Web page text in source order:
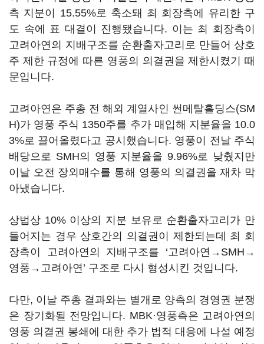
측 지분이 15.55%로 축소돼 최 회장측에 유리한 구
도 속에 표 대결이 진행됐습니다. 이는 최 회장측이
고려아연의 지배구조를 순환출자고리로 만들어 상호
주 제한 규정에 따른 영풍의 의결권을 제한시켰기 때
문입니다.
고려아연은 주총 전 해외 계열사인 썬메탈홀딩스(SM
H)가 영풍 주식 1350주를 추가 매입해 지분율을 10.0
3%로 끌어올렸다고 공시했습니다. 영풍이 전날 주식
배당으로 SMH의 영풍 지분율을 9.96%로 낮췄지만
이날 오전 장외매수를 통해 영풍의 의결권을 재차 막
아냈습니다.
상법상 10% 이상의 지분 보유로 순환출자고리가 만
들어지는 경우 상호간의 의결권이 제한되는데 최 회
장측이 고려아연의 지배구조를 ‘고려아연→SMH→
영풍→고려아연’ 구조로 다시 형성시킨 것입니다.
다만, 이날 주총 결과와는 별개로 양측의 경영권 분쟁
은 장기화될 전망입니다. MBK·영풍측은 고려아연의
영풍 의결권 봉쇄에 대한 추가 법적 대응에 나설 예정